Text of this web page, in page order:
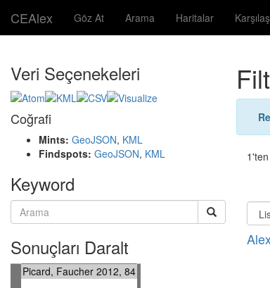
CEAlex Göz At Arama Haritalar
Veri Seçenekeleri
Coğrafi
Mints: GeoJSON, KML
Findspots: GeoJSON, KML
Keyword
Sonuçları Daralt